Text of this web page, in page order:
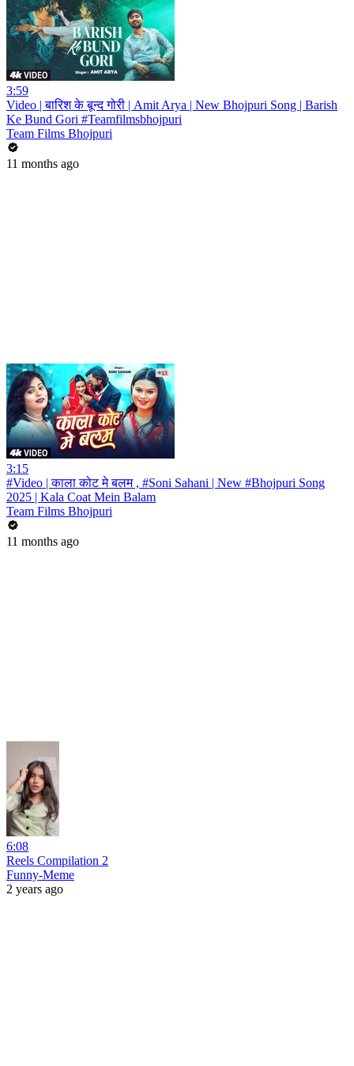
3:59
Video | बारिश के बून्द गोरी | Amit Arya | New Bhojpuri Song | Barish
Ke Bund Gori #Teamfilmsbhojpuri
Team Films Bhojpuri
11 months ago
3:15
#Video | काला कोट मे बलम , #Soni Sahani | New #Bhojpuri Song
2025 | Kala Coat Mein Balam
Team Films Bhojpuri
11 months ago
6:08
Reels Compilation 2
Funny-Meme
2 years ago